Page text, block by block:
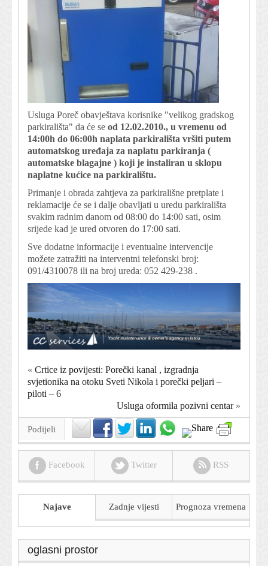
Usluga Poreč obavještava korisnike "velikog gradskog
parkirališta" da će se od 12.02.2010., u vremenu od
14:00h do 06:00h naplata parkirališta vršiti putem
automatskog uređaja za naplatu parkiranja (
automatske blagajne ) koji je instaliran u sklopu
naplatne kućice na parkiralištu.
Primanje i obrada zahtjeva za parkirališne pretplate i
reklamacije će se i dalje obavljati u uredu parkirališta
svakim radnim danom od 08:00 do 14:00 sati, osim
srijede kad je ured otvoren do 17:00 sati.
Sve dodatne informacije i eventualne intervencije
možete zatražiti na interventni telefonski broj:
091/4310078 ili na broj ureda: 052 429-238 .
« Crtice iz povijesti: Porečki kanal , izgradnja
svjetionika na otoku Sveti Nikola i porečki peljari –
piloti – 6
Usluga oformila pozivni centar»
Podijeli
Facebook Twitter RSS
Najave Zadnje vijesti Prognoza vremena
oglasni prostor